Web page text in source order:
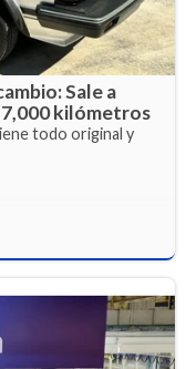
Sale a
kilómetros
todo original y